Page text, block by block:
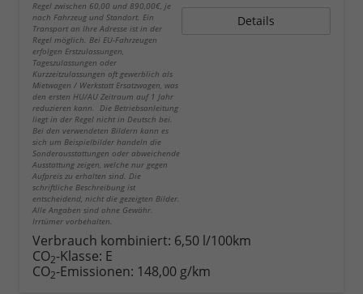
Regel zwischen 60,00 und 890,00€, je
nach Fahrzeug und Standort. Ein
Transport an Ihre Adresse ist in der
Regel möglich. Bei EU-Fahrzeugen
erfolgen Erstzulassungen,
Tageszulassungen oder
Kurzzeitzulassungen oft gewerblich als
Mietwagen / Werkstatt Ersatzwagen, was
den ersten HU/AU Zeitraum auf 1 Jahr
reduzieren kann. Die Betriebsanleitung
liegt in der Regel nicht in Deutsch bei.
Bei den verwendeten Bildern kann es
sich um Beispielbilder handeln die
Sonderausstattungen oder abweichende
Ausstattung zeigen, welche nur gegen
Aufpreis zu erhalten sind. Die
schriftliche Beschreibung ist
entscheidend, nicht die gezeigten Bilder.
Alle Angaben sind ohne Gewähr.
Irrtümer vorbehalten.
Details
Verbrauch kombiniert: 6,50 l/100km
CO2-Klasse: E
CO2-Emissionen: 148,00 g/km